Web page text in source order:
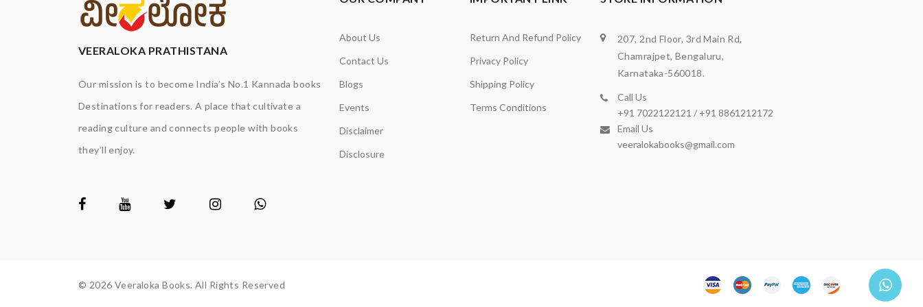
VEERALOKA PRATHISTANA
Our mission is to become India’s No.1 Kannada books
Destinations for readers. A place that cultivate a
reading culture and connects people with books
they’ll enjoy.
About Us
Contact Us
Blogs
Events
Disclaimer
Disclosure
Return And Refund Policy
Privacy Policy
Shipping Policy
Terms Conditions
207, 2nd Floor, 3rd Main Rd,
Chamrajpet, Bengaluru,
Karnataka-560018.
Call Us
+91 7022122121 / +91 8861212172
Email Us
veeralokabooks@gmail.com
© 2026 Veeraloka Books. All Rights Reserved